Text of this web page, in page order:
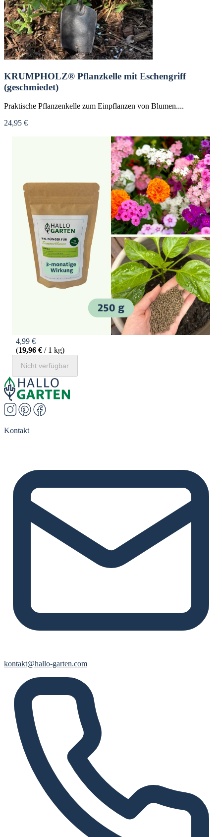
KRUMPHOLZ® Pflanzkelle mit Eschengriff
(geschmiedet)
Praktische Pflanzenkelle zum Einpflanzen von Blumen....
24,95 €
4,99 €
(19,96 € / 1 kg)
Nicht verfügbar
Kontakt
kontakt@hallo-garten.com